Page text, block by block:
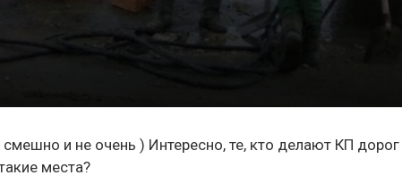
и не очень ) Интересно, те, кто делают КП дорог
места?